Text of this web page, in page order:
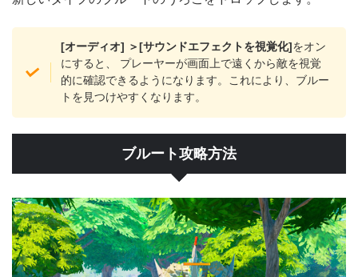
[オーディオ] ＞[サウンドエフェクトを視覚化]をオン
にすると、 プレーヤーが画面上で遠くから敵を視覚
的に確認できるようになります。これにより、ブルー
トを見つけやすくなります。
ブルート攻略方法